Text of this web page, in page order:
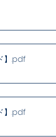
.pdf
.pdf